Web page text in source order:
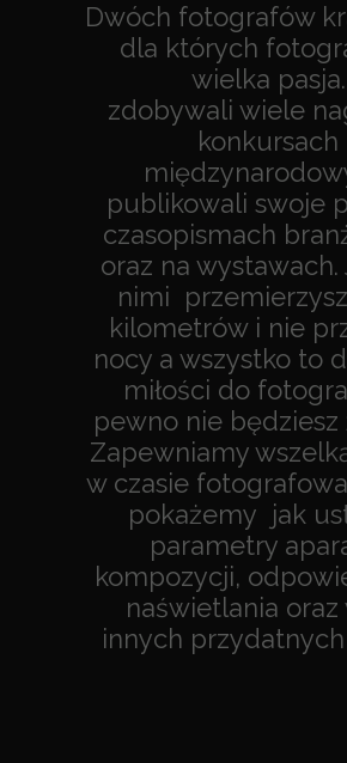
Dwóch fotografów
dla których
wielka pasja.
zdobywali wiele
konkursach
publikowali swoje
czasopismach
oraz na wystawach.
nimi
kilometrów i nie
nocy a wszystko to
miłości do
pewno nie będziesz
Zapewniamy
w czasie
pokażemy jak
parametry
kompozycji,
naświetlania oraz
innych przydatnych